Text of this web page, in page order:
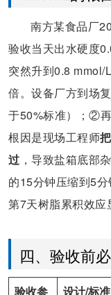
南方某食品厂
验收当天出水硬度
突然升到0.8 mmol/
倍。设备厂方到场
于50%标准）；②
根因是现场工程师
过 ，导致盐箱底部
的15分钟压缩到5
第7天树脂累积效应
四、验收前
验收参 设计/标准